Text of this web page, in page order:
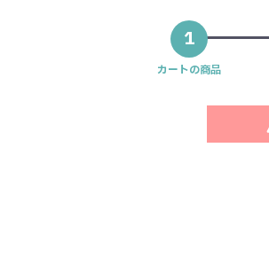
1
カートの商品